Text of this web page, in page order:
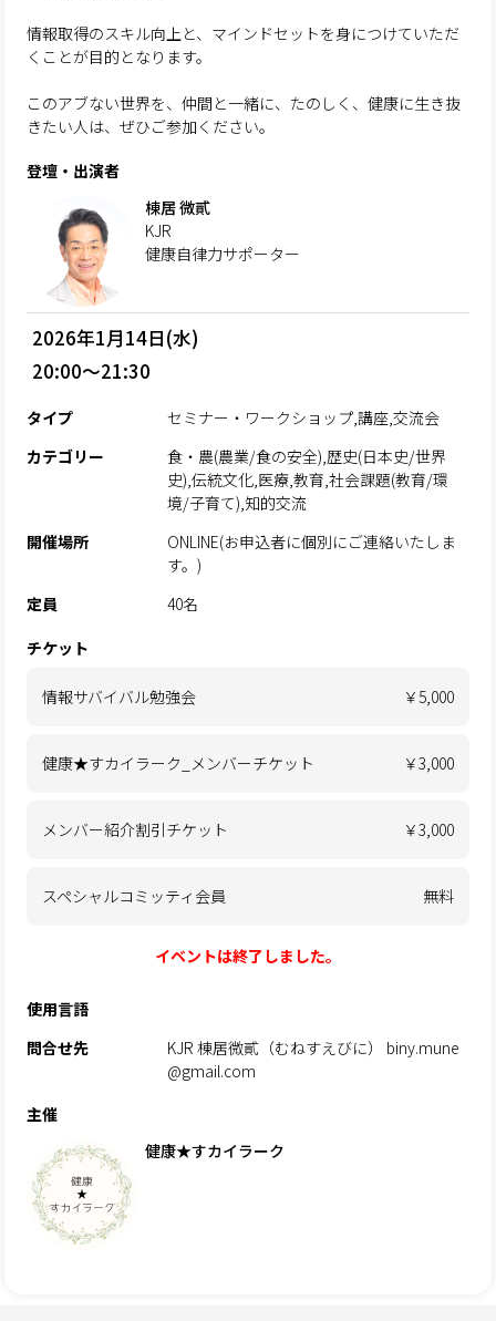
情報取得のスキル向上と、マインドセットを身につけていただ
くことが目的となります。
このアブない世界を、仲間と一緒に、たのしく、健康に生き抜
きたい人は、ぜひご参加ください。
登壇・出演者
棟居 微貳
KJR
健康自律力サポーター
2026年1月14日(水)
20:00～21:30
タイプ
セミナー・ワークショップ,講座,交流会
カテゴリー
食・農(農業/食の安全),歴史(日本史/世界
史),伝統文化,医療,教育,社会課題(教育/環
境/子育て),知的交流
開催場所
ONLINE(お申込者に個別にご連絡いたしま
す。)
定員
40名
チケット
情報サバイバル勉強会 ￥5,000
健康★すカイラーク_メンバーチケット ￥3,000
メンバー紹介割引チケット ￥3,000
スペシャルコミッティ会員 無料
イベントは終了しました。
使用言語
問合せ先
KJR 棟居微貳（むねすえびに） biny.mune
@gmail.com
主催
健康★すカイラーク